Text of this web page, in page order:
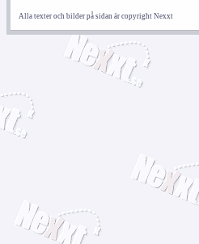
Alla texter och bilder på sidan är copyright Nexxt